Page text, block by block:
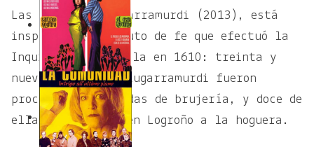
Las Brujas de Zugarramurdi (2013), está
inspirada en el auto de fe que efectuó la
Inquisición Española en 1610: treinta y
nueve mujeres de Zugarramurdi fueron
procesadas, acusadas de brujería, y doce de
ellas condenadas en Logroño a la hoguera.